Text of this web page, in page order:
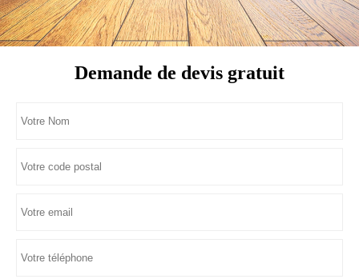
Demande de devis gratuit